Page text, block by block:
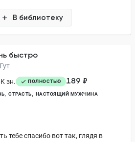
В библиотеку
быстро
зн.
ПОЛНОСТЬЮ 189 ₽
СТРАСТЬ НАСТОЯЩИЙ МУЖЧИНА
тебе спасибо вот так, глядя в